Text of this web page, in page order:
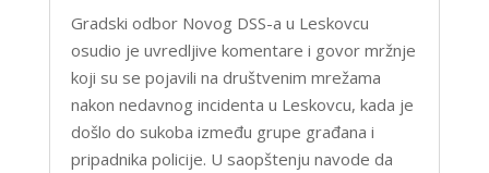
Gradski odbor Novog DSS-a u Leskovcu
osudio je uvredljive komentare i govor mržnje
koji su se pojavili na društvenim mrežama
nakon nedavnog incidenta u Leskovcu, kada je
došlo do sukoba između grupe građana i
pripadnika policije. U saopštenju navode da